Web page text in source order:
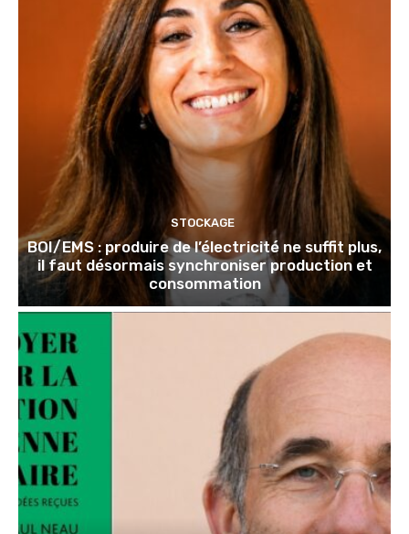
STOCKAGE
BOI/EMS : produire de l’électricité ne suffit plus,
il faut désormais synchroniser production et
consommation